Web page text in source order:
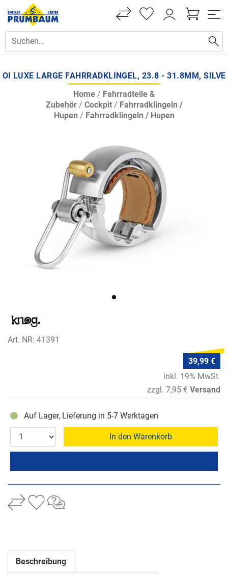
OI LUXE LARGE FAHRRADKLINGEL, 23.8 - 31.8MM, SILVE
Home/ Fahrradteile &
Zubehör/ Cockpit/ Fahrradklingeln /
Hupen / Fahrradklingeln / Hupen
Art. NR: 41391
39,99 €
inkl. 19% MwSt.
zzgl. 7,95 € Versand
Auf Lager, Lieferung in 5-7 Werktagen
In den Warenkorb
Beschreibung